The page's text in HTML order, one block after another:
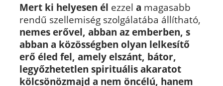
Mert ki helyesen él ezzel a magasabb
rendű szellemiség szolgálatába állítható,
nemes erővel, abban az emberben, s
abban a közösségben olyan lelkesítő
erő éled fel, amely elszánt, bátor,
legyőzhetetlen spirituális akaratot
kölcsönözmajd a nem öncélú, hanem